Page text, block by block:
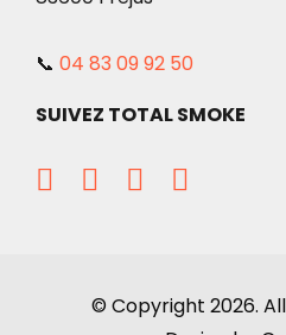
📞 04 83 09 92 50
SUIVEZ TOTAL SMOKE
© Copyright 2026.